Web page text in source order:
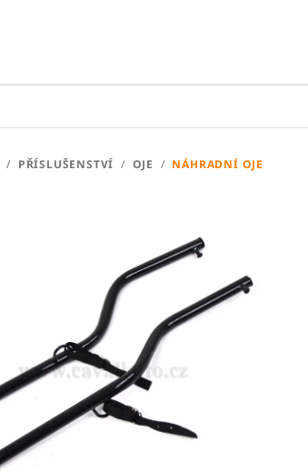
/ PŘÍSLUŠENSTVÍ / OJE / NÁHRADNÍ OJE